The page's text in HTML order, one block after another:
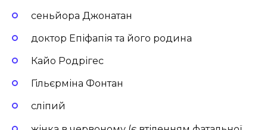
сеньйора Джонатан
доктор Епіфапія та його родина
Кайо Родрігес
Гільєрміна Фонтан
сліпий